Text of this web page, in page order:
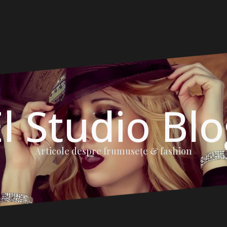
Studio
Articole despre frumuseţe & fashion